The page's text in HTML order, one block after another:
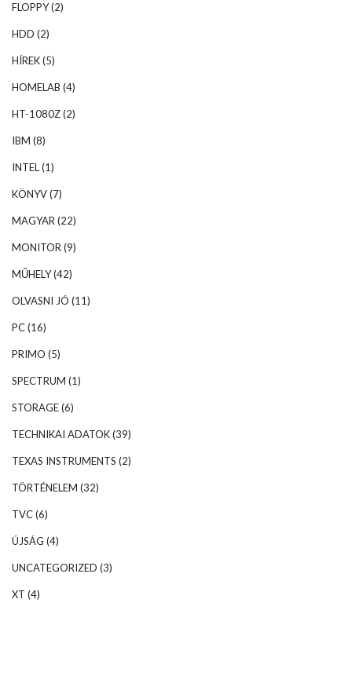
FLOPPY(2)
HDD (2)
HÍREK(5)
HOMELAB (4)
HT-1080Z(2)
IBM (8)
INTEL(1)
KÖNYV(7)
MAGYAR (22)
MONITOR (9)
MŰHELY(42)
OLVASNI JÓ (11)
PC(16)
PRIMO (5)
SPECTRUM (1)
STORAGE(6)
TECHNIKAI ADATOK(39)
TEXAS INSTRUMENTS (2)
TÖRTÉNELEM (32)
TVC(6)
ÚJSÁG (4)
UNCATEGORIZED (3)
XT (4)